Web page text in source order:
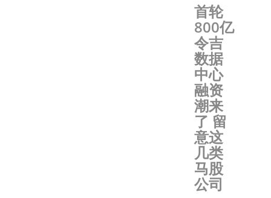
首轮
800亿
令吉
数据
中心
融资
潮来
了 留
意这
几类
马股
公司